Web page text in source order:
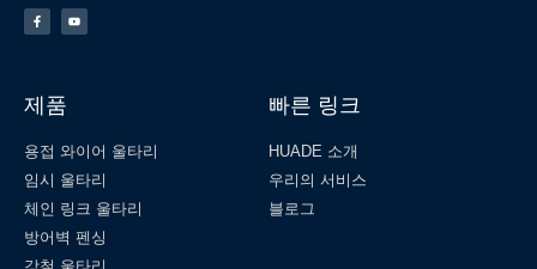
제품
용접 와이어 울타리
임시 울타리
체인 링크 울타리
방어벽 펜싱
빠른 링크
HUADE 소개
우리의 서비스
블로그